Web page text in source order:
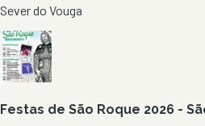
Sever do Vouga
Festas de São Roque 2026 -